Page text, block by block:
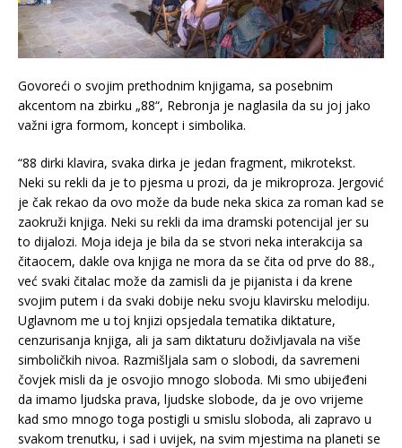
Govoreći o svojim prethodnim knjigama, sa posebnim
akcentom na zbirku „88“, Rebronja je naglasila da su joj jako
važni igra formom, koncept i simbolika.
“88 dirki klavira, svaka dirka je jedan fragment, mikrotekst.
Neki su rekli da je to pjesma u prozi, da je mikroproza. Jergović
je čak rekao da ovo može da bude neka skica za roman kad se
zaokruži knjiga. Neki su rekli da ima dramski potencijal jer su
to dijalozi. Moja ideja je bila da se stvori neka interakcija sa
čitaocem, dakle ova knjiga ne mora da se čita od prve do 88.,
već svaki čitalac može da zamisli da je pijanista i da krene
svojim putem i da svaki dobije neku svoju klavirsku melodiju.
Uglavnom me u toj knjizi opsjedala tematika diktature,
cenzurisanja knjiga, ali ja sam diktaturu doživljavala na više
simboličkih nivoa. Razmišljala sam o slobodi, da savremeni
čovjek misli da je osvojio mnogo sloboda. Mi smo ubijeđeni
da imamo ljudska prava, ljudske slobode, da je ovo vrijeme
kad smo mnogo toga postigli u smislu sloboda, ali zapravo u
svakom trenutku, i sad i uvijek, na svim mjestima na planeti se